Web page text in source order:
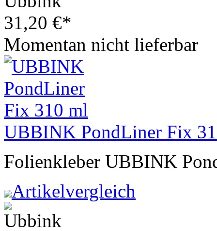
31,20 €*
Momentan nicht lieferbar
UBBINK PondLiner Fix
Folienkleber UBBINK
Artikelvergleich